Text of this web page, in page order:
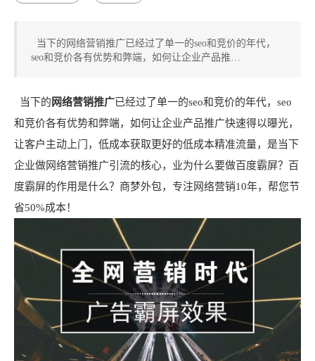
当下的网络营销推广已经过了单一的seo和竞价的年代，
seo和竞价各有优势和弊端，如何让企业产品推…
当下的 网络营销推广已经过了单一的seo和竞价的年代，seo
和竞价各有优势和弊端，如何让企业产品推广快速得以曝光，
让客户主动上门，低成本获取更好的低成本精准流量，是当下
企业做网络营销推广引流的核心，业为什么要做百度霸屏？百
度霸屏的作用是什么？商梦外包，专注网络营销10年，帮您节
省50%成本！